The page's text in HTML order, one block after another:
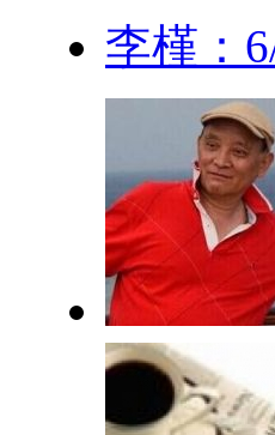
李槿：